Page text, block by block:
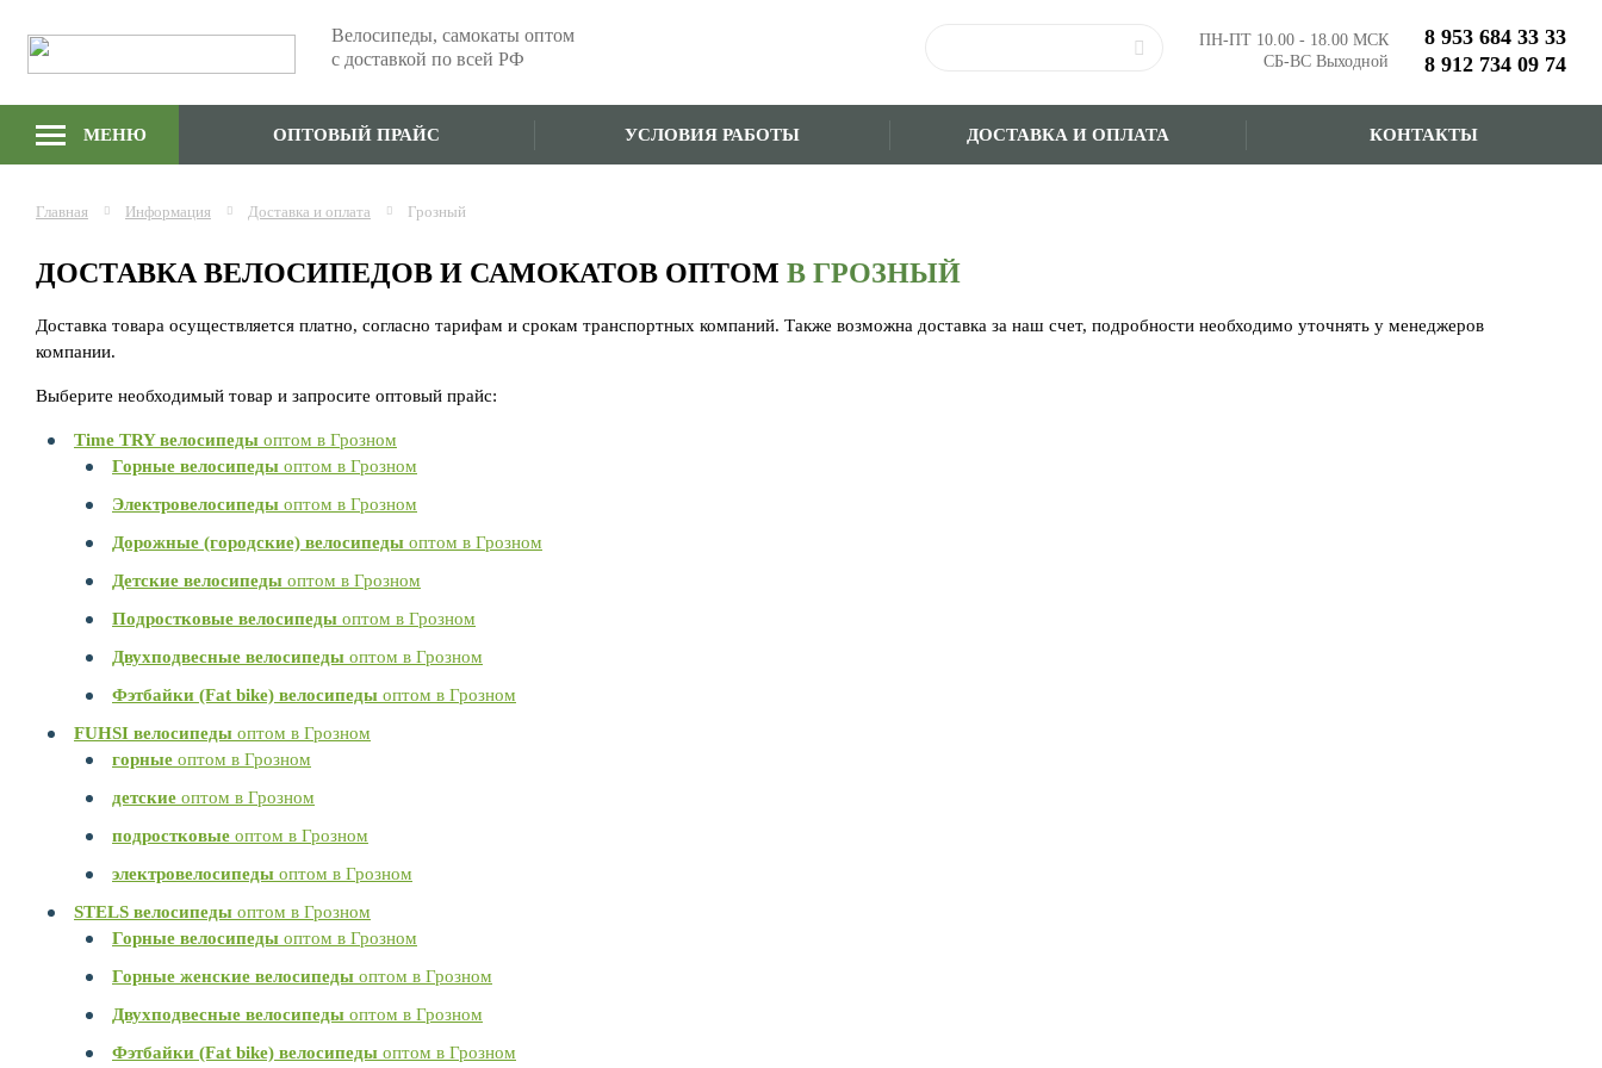
Велосипеды, самокаты оптом
с доставкой по всей РФ
ПН-ПТ 10.00 - 18.00 МСК
СБ-ВС Выходной
8 953 684 33 33
8 912 734 09 74
МЕНЮ ОПТОВЫЙ ПРАЙС УСЛОВИЯ РАБОТЫ ДОСТАВКА И ОПЛАТА КОНТАКТЫ
Главная Информация Доставка и оплата Грозный
ДОСТАВКА ВЕЛОСИПЕДОВ И САМОКАТОВ ОПТОМ В ГРОЗНЫЙ
Доставка товара осуществляется платно, согласно тарифам и срокам транспортных компаний. Также возможна доставка за наш счет, подробности необходимо уточнять у менеджеров
компании.
Выберите необходимый товар и запросите оптовый прайс:
Time TRY велосипеды оптом в Грозном
Горные велосипеды оптом в Грозном
Электровелосипеды оптом в Грозном
Дорожные (городские) велосипеды оптом в Грозном
Детские велосипеды оптом в Грозном
Подростковые велосипеды оптом в Грозном
Двухподвесные велосипеды оптом в Грозном
Фэтбайки (Fat bike) велосипеды оптом в Грозном
FUHSI велосипеды оптом в Грозном
горные оптом в Грозном
детские оптом в Грозном
подростковые оптом в Грозном
электровелосипеды оптом в Грозном
STELS велосипеды оптом в Грозном
Горные велосипеды оптом в Грозном
Горные женские велосипеды оптом в Грозном
Двухподвесные велосипеды оптом в Грозном
Фэтбайки (Fat bike) велосипеды оптом в Грозном